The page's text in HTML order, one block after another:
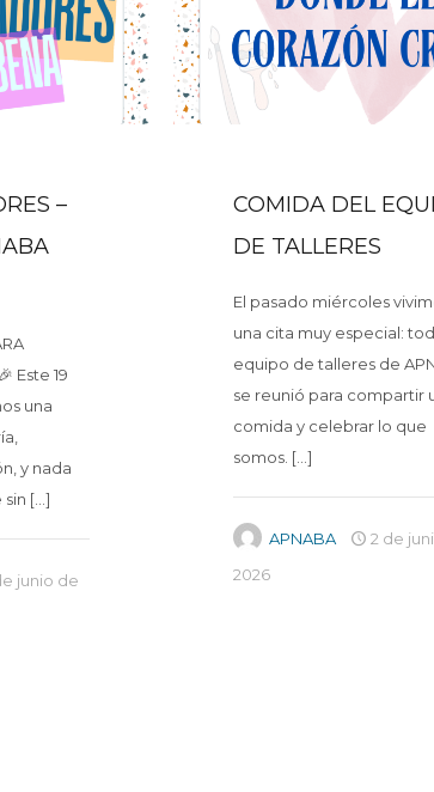
–
Este 19
una
y nada
sin […]
junio de
COMIDA DEL
DE TALLERES
El pasado miércoles
una cita muy especial:
equipo de talleres de
se reunió para compartir
comida y celebrar lo que
somos. […]
APNABA
2 de
2026